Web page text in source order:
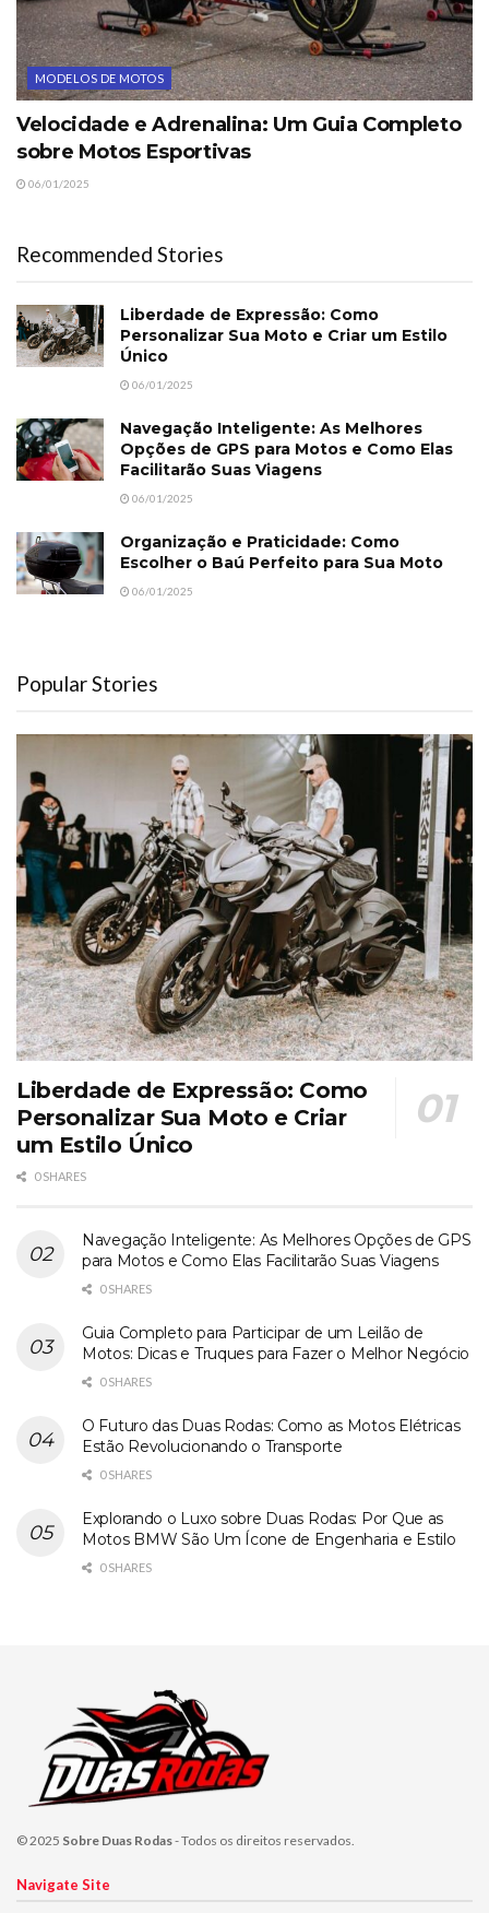
MODELOS DE MOTOS
Velocidade e Adrenalina: Um Guia Completo
sobre Motos Esportivas
06/01/2025
Recommended Stories
Liberdade de Expressão: Como
Personalizar Sua Moto e Criar um Estilo
Único
06/01/2025
Navegação Inteligente: As Melhores
Opções de GPS para Motos e Como Elas
Facilitarão Suas Viagens
06/01/2025
Organização e Praticidade: Como
Escolher o Baú Perfeito para Sua Moto
06/01/2025
Popular Stories
Liberdade de Expressão: Como
Personalizar Sua Moto e Criar
um Estilo Único
0 SHARES
Navegação Inteligente: As Melhores Opções de GPS
para Motos e Como Elas Facilitarão Suas Viagens
0 SHARES
Guia Completo para Participar de um Leilão de
Motos: Dicas e Truques para Fazer o Melhor Negócio
0 SHARES
O Futuro das Duas Rodas: Como as Motos Elétricas
Estão Revolucionando o Transporte
0 SHARES
Explorando o Luxo sobre Duas Rodas: Por Que as
Motos BMW São Um Ícone de Engenharia e Estilo
0 SHARES
© 2025 Sobre Duas Rodas- Todos os direitos reservados.
Navigate Site